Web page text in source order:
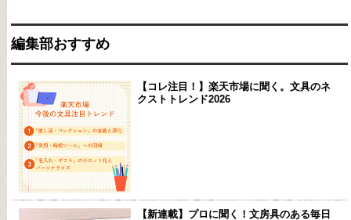
編集部おすすめ
【コレ注目！】楽天市場に聞く。文具のネ
クストトレンド2026
【新連載】プロに聞く！文房具のある毎日